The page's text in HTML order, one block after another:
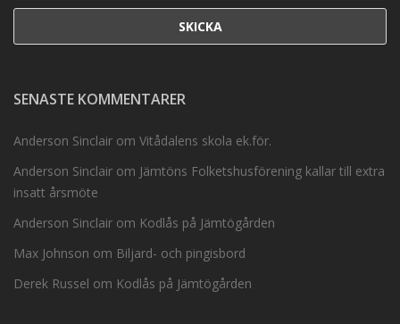
SENASTE KOMMENTARER
Anderson Sinclair om Vitådalens skola ek.för.
Anderson Sinclair om Jämtöns Folketshusförening kallar till extra
insatt årsmöte
Anderson Sinclair om Kodlås på Jämtögården
Max Johnson om Biljard- och pingisbord
Derek Russel om Kodlås på Jämtögården